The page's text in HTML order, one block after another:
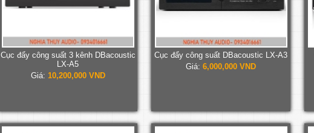
Cục đẩy công suất 3 kênh DBacoustic
LX-A5
Giá: 10,200,000 VND
Cục đẩy công suất DBacoustic LX-A3
Giá: 6,000,000 VND